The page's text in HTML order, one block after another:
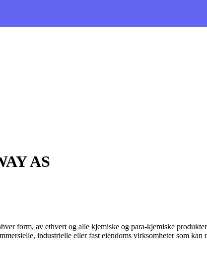
AS
form, av ethvert og alle kjemiske og para-kjemiske
industrielle eller fast eiendoms virksomheter som